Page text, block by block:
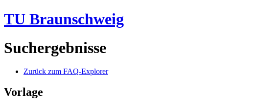
TU Braunschweig
Suchergebnisse
Zurück zum FAQ-Explorer
Vorlage